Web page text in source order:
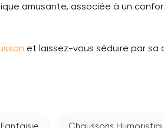
amusante, associée à un
et laissez-vous séduire par sa